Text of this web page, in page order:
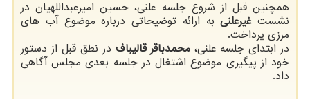
همچنین قبل از شروع جلسه علنی، حسین امیرعبداللهیان در
نشست غیرعلنیبه ارائه توضیحاتی درباره موضوع آب های
مرزی پرداخت.
در ابتدای جلسه علنی، محمدباقر قالیباف در نطق قبل از دستور
خود از پیگیری موضوع اشتغال در جلسه بعدی مجلس آگاهی
داد.